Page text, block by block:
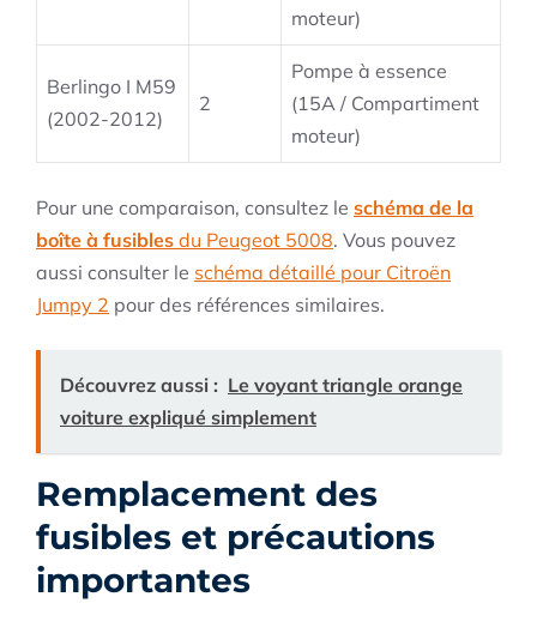
moteur)
Berlingo I M59
(2002-2012)
2
Pompe à essence
(15A / Compartiment
moteur)
Pour une comparaison, consultez le schéma de la
boîte à fusibles du Peugeot 5008. Vous pouvez
aussi consulter le schéma détaillé pour Citroën
Jumpy 2 pour des références similaires.
Découvrez aussi : Le voyant triangle orange
voiture expliqué simplement
Remplacement des
fusibles et précautions
importantes